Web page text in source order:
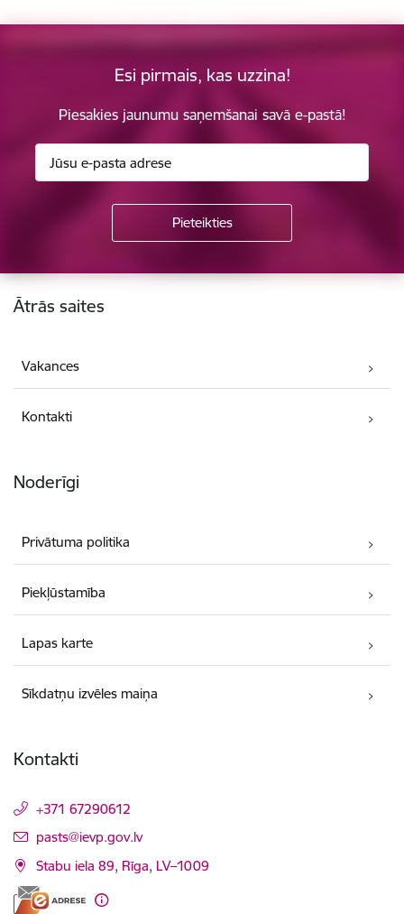
Esi pirmais, kas uzzina!
Piesakies jaunumu saņemšanai savā e-pastā!
Kājene
Ātrās saites
Vakances
Kontakti
Noderīgi
Privātuma politika
Piekļūstamība
Lapas karte
Sīkdatņu izvēles maiņa
Kontakti
+371 67290612
E-pasts:
pasts@ievp.gov.lv
Stabu iela 89, Rīga, LV–1009